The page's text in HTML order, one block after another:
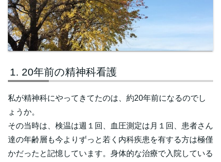
20年前の精神科看護
私が精神科にやってきてたのは、約20年前になるのでし
ょうか。
その当時は、検温は週１回、血圧測定は月１回、患者さん
達の年齢層も今よりずっと若く内科疾患を有する方は極僅
かだったと記憶しています。身体的な治療で入院している